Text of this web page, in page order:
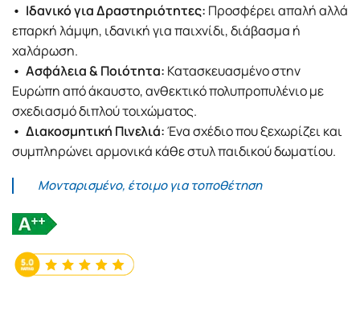
• Ιδανικό για Δραστηριότητες: Προσφέρει απαλή αλλά
επαρκή λάμψη, ιδανική για παιχνίδι, διάβασμα ή
χαλάρωση.
• Ασφάλεια & Ποιότητα: Κατασκευασμένο στην
Ευρώπη από άκαυστο, ανθεκτικό πολυπροπυλένιο με
σχεδιασμό διπλού τοιχώματος.
• Διακοσμητική Πινελιά:Ένα σχέδιο που ξεχωρίζει και
συμπληρώνει αρμονικά κάθε στυλ παιδικού δωματίου.
Μονταρισμένο, έτοιμο για τοποθέτηση